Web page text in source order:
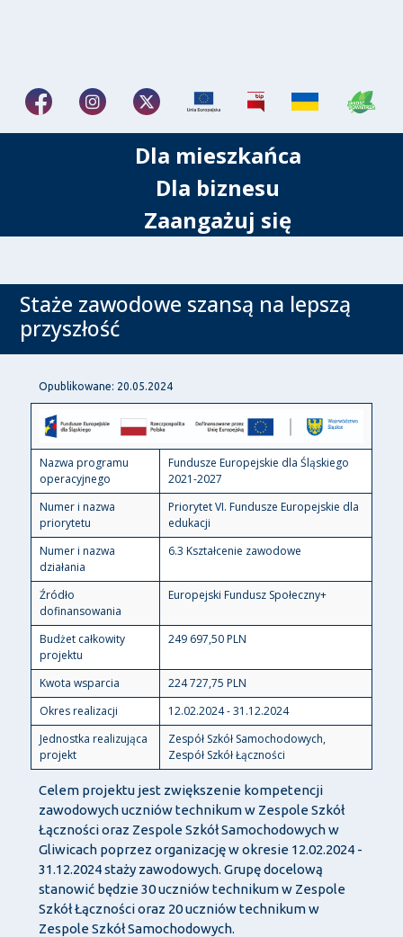
Dla mieszkańca
Dla biznesu
Zaangażuj się
Staże zawodowe szansą na lepszą
przyszłość
Opublikowane: 20.05.2024
Nazwa programu
operacyjnego
Fundusze Europejskie dla Śląskiego
2021-2027
Numer i nazwa
priorytetu
Priorytet VI. Fundusze Europejskie dla
edukacji
Numer i nazwa
działania
6.3 Kształcenie zawodowe
Źródło
dofinansowania
Europejski Fundusz Społeczny+
Budżet całkowity
projektu
249 697,50 PLN
Kwota wsparcia
224 727,75 PLN
Okres realizacji
12.02.2024 - 31.12.2024
Jednostka realizująca
projekt
Zespół Szkół Samochodowych,
Zespół Szkół Łączności
Celem projektu jest zwiększenie kompetencji
zawodowych uczniów technikum w Zespole Szkół
Łączności oraz Zespole Szkół Samochodowych w
Gliwicach poprzez organizację w okresie 12.02.2024 -
31.12.2024 staży zawodowych. Grupę docelową
stanowić będzie 30 uczniów technikum w Zespole
Szkół Łączności oraz 20 uczniów technikum w
Zespole Szkół Samochodowych.